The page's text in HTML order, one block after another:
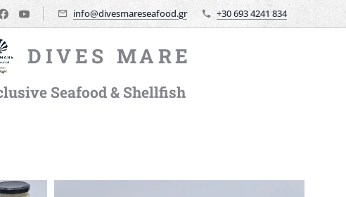
info@divesmareseafood.gr +30 693 4241 834
DIVES MARE
Seafood & Shellfish